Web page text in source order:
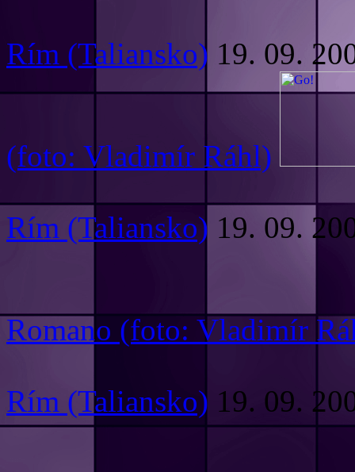
Rím (Taliansko) 19. 09.
(foto: Vladimír Ráhl)
Rím (Taliansko) 19. 09.
Romano (foto: Vladimír
Rím (Taliansko) 19. 09.